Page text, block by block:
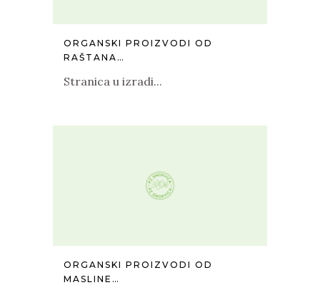
ORGANSKI PROIZVODI OD
RAŠTANA…
Stranica u izradi...
ORGANSKI PROIZVODI OD
MASLINE…